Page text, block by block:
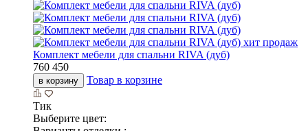
хит продаж
Комплект мебели для спальни RIVA (дуб)
760 450
в корзину Товар в корзине
Тик
Выберите цвет: